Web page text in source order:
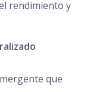
rendimiento y
que